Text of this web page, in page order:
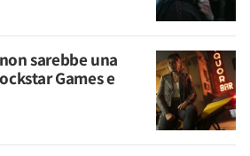
sarebbe una
Games e